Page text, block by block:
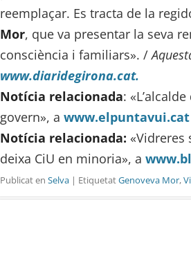
reemplaçar. Es tracta de la
Mor, que va presentar la seva
consciència i familiars». /
www.diaridegirona.cat.
Notícia relacionada:
govern», a www.elpuntavui.cat
Notícia relacionada: «Vidreres
deixa CiU en minoria», a
Publicat en Selva | EtiquetatGenoveva Mor,